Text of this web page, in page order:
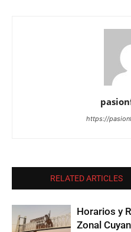
https://
RELATED ARTICLES
Horarios y
Zonal